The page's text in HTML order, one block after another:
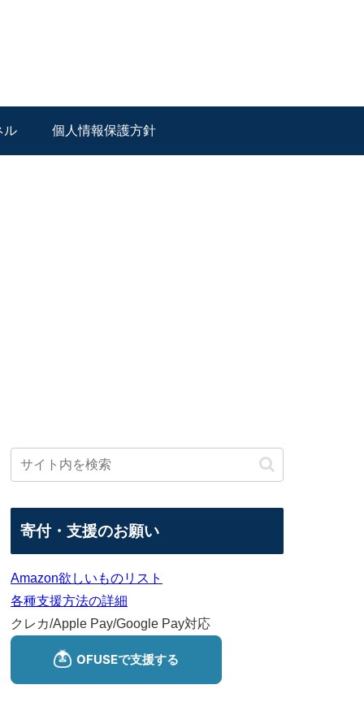
ル 個人情報保護方針
寄付・支援のお願い
Amazon欲しいものリスト
各種支援方法の詳細
クレカ/Apple Pay/Google Pay対応